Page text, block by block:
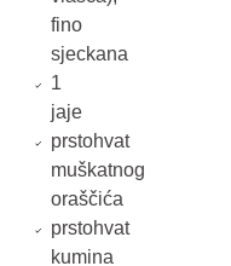
fino
sjeckana
1
jaje
prstohvat
muškatnog
oraščića
prstohvat
kumina